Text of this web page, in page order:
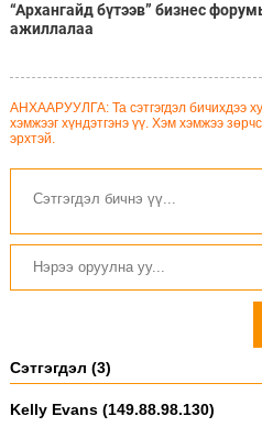
“Архангайд бүтээв” бизнес
ажиллалаа
АНХААРУУЛГА: Та сэтгэгдэл бичихдээ
хэмжээг хүндэтгэнэ үү. Хэм хэмжээ
эрхтэй.
Сэтгэгдэл (3)
Kelly Evans (149.88.98.130)